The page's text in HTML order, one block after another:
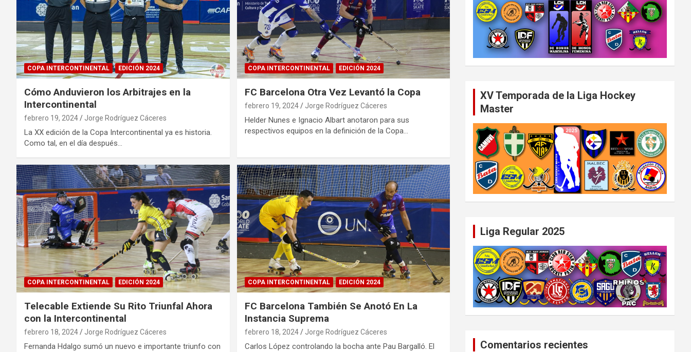
COPA INTERCONTINENTAL EDICIÓN 2024
Cómo Anduvieron los Arbitrajes en la
Intercontinental
febrero 19, 2024 Jorge Rodríguez Cáceres
La XX edición de la Copa Intercontinental ya es historia.
Como tal, en el día después…
COPA INTERCONTINENTAL EDICIÓN 2024
FC Barcelona Otra Vez Levantó la Copa
febrero 19, 2024 Jorge Rodríguez Cáceres
Helder Nunes e Ignacio Albart anotaron para sus
respectivos equipos en la definición de la Copa…
COPA INTERCONTINENTAL EDICIÓN 2024
Telecable Extiende Su Rito Triunfal Ahora
con la Intercontinental
febrero 18, 2024 Jorge Rodríguez Cáceres
Fernanda Hdalgo sumó un nuevo e importante triunfo con
COPA INTERCONTINENTAL EDICIÓN 2024
FC Barcelona También Se Anotó En La
Instancia Suprema
febrero 18, 2024 Jorge Rodríguez Cáceres
Carlos López controlando la bocha ante Pau Bargalló. El
XV Temporada de la Liga Hockey
Master
Liga Regular 2025
Comentarios recientes